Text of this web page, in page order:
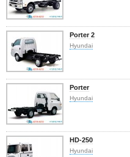
Porter 2
Hyundai
Porter
Hyundai
HD-250
Hyundai